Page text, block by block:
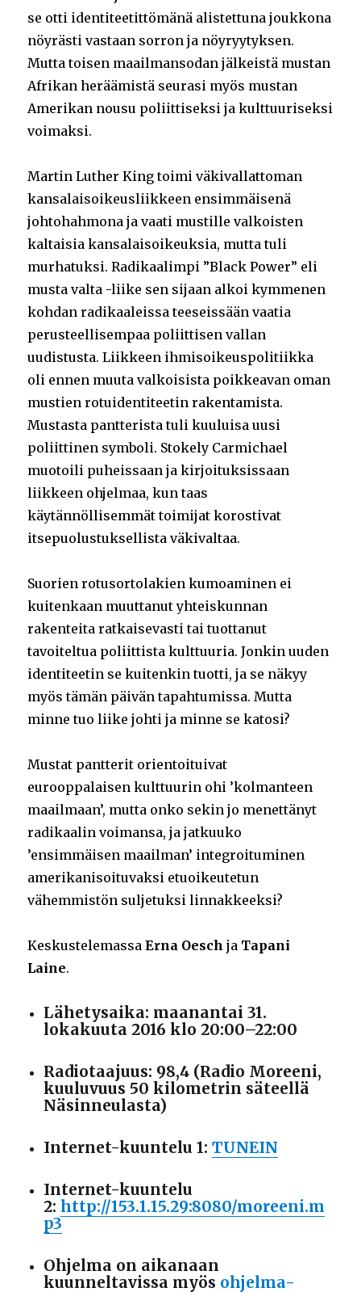
se otti identiteetittömänä alistettuna joukkona
nöyrästi vastaan sorron ja nöyryytyksen.
Mutta toisen maailmansodan jälkeistä mustan
Afrikan heräämistä seurasi myös mustan
Amerikan nousu poliittiseksi ja kulttuuriseksi
voimaksi.
Martin Luther King toimi väkivallattoman
kansalaisoikeusliikkeen ensimmäisenä
johtohahmona ja vaati mustille valkoisten
kaltaisia kansalaisoikeuksia, mutta tuli
murhatuksi. Radikaalimpi ”Black Power” eli
musta valta -liike sen sijaan alkoi kymmenen
kohdan radikaaleissa teeseissään vaatia
perusteellisempaa poliittisen vallan
uudistusta. Liikkeen ihmisoikeuspolitiikka
oli ennen muuta valkoisista poikkeavan oman
mustien rotuidentiteetin rakentamista.
Mustasta pantterista tuli kuuluisa uusi
poliittinen symboli. Stokely Carmichael
muotoili puheissaan ja kirjoituksissaan
liikkeen ohjelmaa, kun taas
käytännöllisemmät toimijat korostivat
itsepuolustuksellista väkivaltaa.
Suorien rotusortolakien kumoaminen ei
kuitenkaan muuttanut yhteiskunnan
rakenteita ratkaisevasti tai tuottanut
tavoiteltua poliittista kulttuuria. Jonkin uuden
identiteetin se kuitenkin tuotti, ja se näkyy
myös tämän päivän tapahtumissa. Mutta
minne tuo liike johti ja minne se katosi?
Mustat pantterit orientoituivat
eurooppalaisen kulttuurin ohi ’kolmanteen
maailmaan’, mutta onko sekin jo menettänyt
radikaalin voimansa, ja jatkuuko
’ensimmäisen maailman’ integroituminen
amerikanisoituvaksi etuoikeutetun
vähemmistön suljetuksi linnakkeeksi?
KeskustelemassaErna Oesch ja Tapani
Laine.
Lähetysaika: maanantai 31.
lokakuuta 2016 klo 20:00–22:00
Radiotaajuus: 98,4 (Radio Moreeni,
kuuluvuus 50 kilometrin säteellä
Näsinneulasta)
Internet-kuuntelu 1:TUNEIN
Internet-kuuntelu
2:http://153.1.15.29:8080/moreeni.m
p3
Ohjelma on aikanaan
kuunneltavissa myös ohjelma-